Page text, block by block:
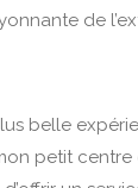
de
belle
petit centre